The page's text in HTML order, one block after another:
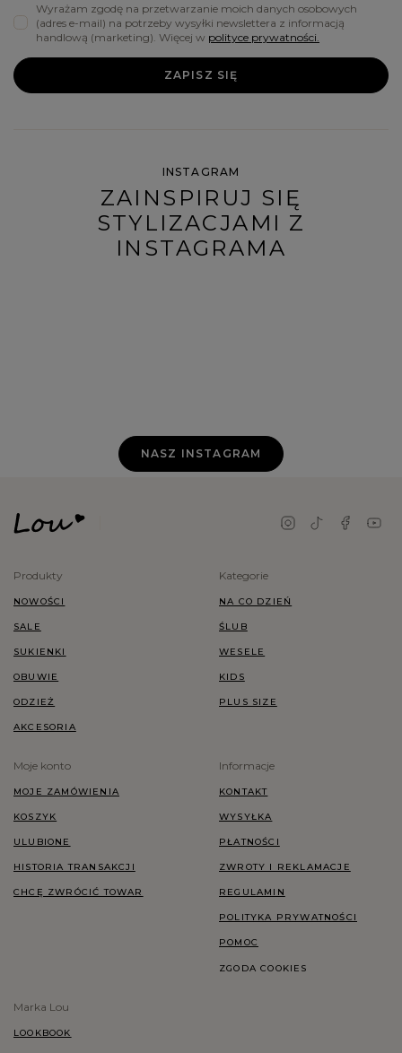
Wyrażam zgodę na przetwarzanie moich danych osobowych
(adres e-mail) na potrzeby wysyłki newslettera z informacją
handlową (marketing). Więcej w polityce prywatności.
ZAPISZ SIĘ
INSTAGRAM
ZAINSPIRUJ SIĘ
STYLIZACJAMI Z
INSTAGRAMA
NASZ INSTAGRAM
Produkty
NOWOŚCI
SALE
SUKIENKI
OBUWIE
ODZIEŻ
AKCESORIA
Kategorie
NA CO DZIEŃ
ŚLUB
WESELE
KIDS
PLUS SIZE
Moje konto
MOJE ZAMÓWIENIA
KOSZYK
ULUBIONE
HISTORIA TRANSAKCJI
CHCĘ ZWRÓCIĆ TOWAR
Informacje
KONTAKT
WYSYŁKA
PŁATNOŚCI
ZWROTY I REKLAMACJE
REGULAMIN
POLITYKA PRYWATNOŚCI
POMOC
ZGODA COOKIES
Marka Lou
LOOKBOOK